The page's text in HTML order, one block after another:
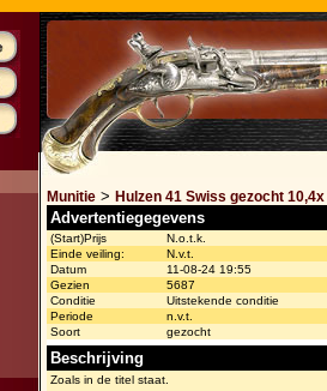
Munitie > Hulzen 41 Swiss gezocht
Advertentiegegevens
(Start)Prijs
N.o.t.k.
Einde veiling:
N.v.t.
Datum
11-08-24 19:55
Gezien
5687
Conditie
Uitstekende conditie
Periode
n.v.t.
Soort
gezocht
Beschrijving
Zoals in de titel staat.